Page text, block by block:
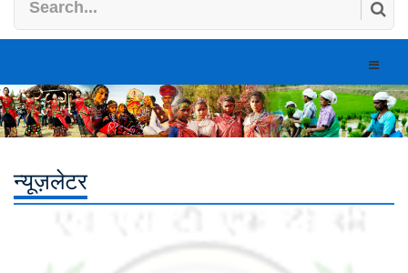
Toggle
न्यूज़लेटर